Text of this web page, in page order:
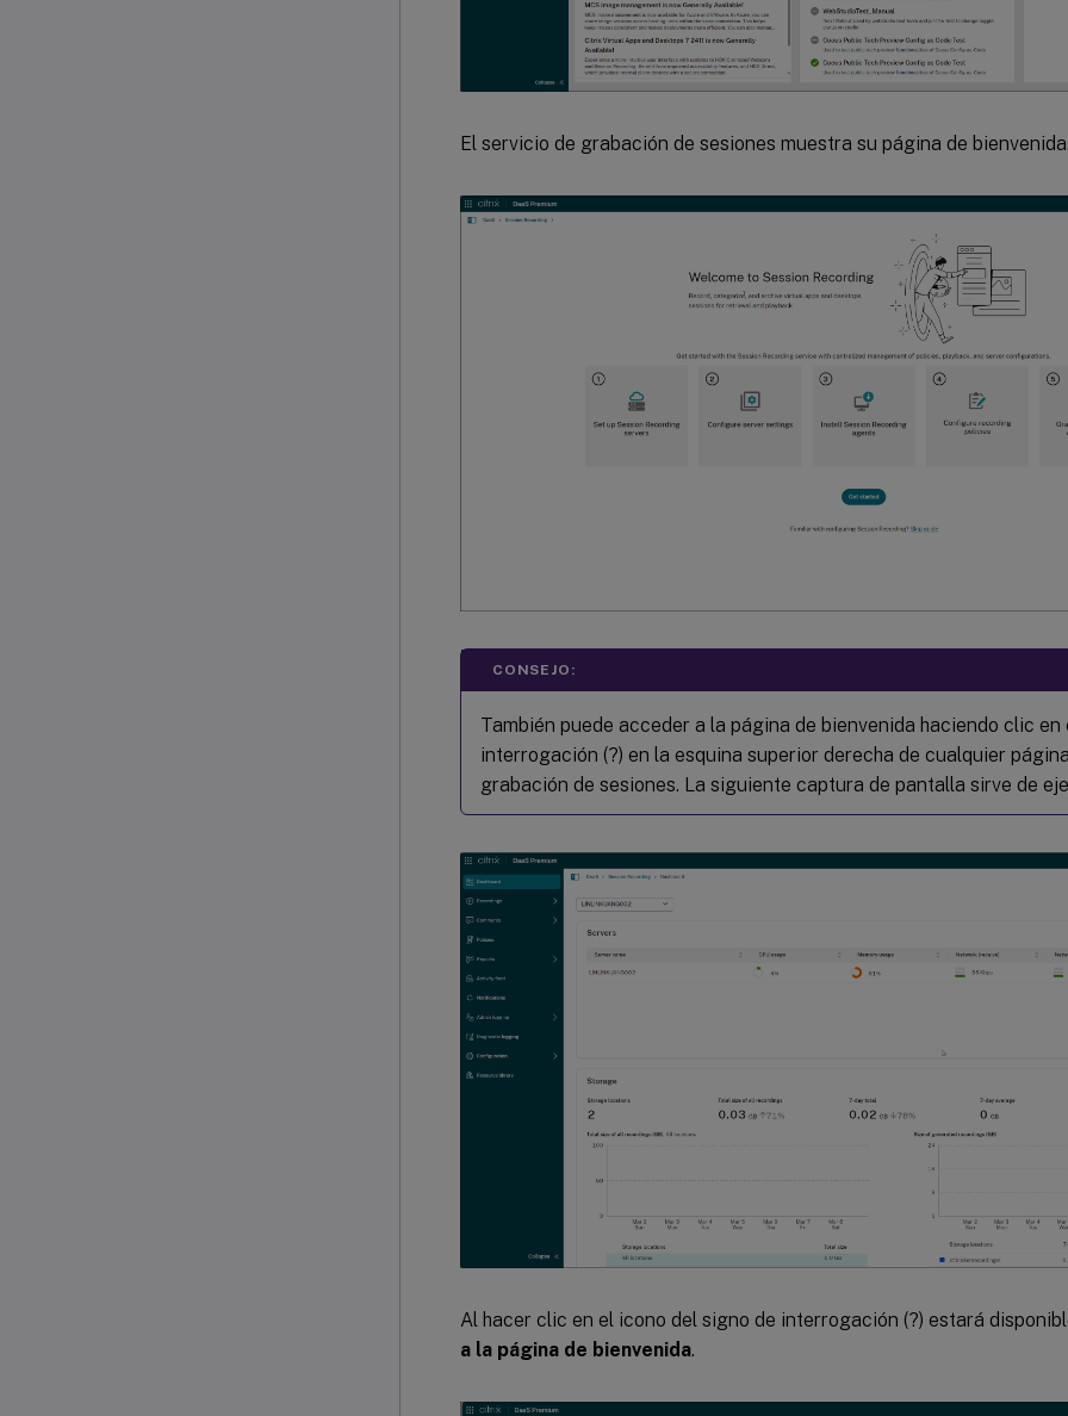
El servicio de grabación de sesiones muestra su página de
CONSEJO:
También puede acceder a la página de bienvenida haciendo clic
interrogación (?) en la esquina superior derecha de cualquier
grabación de sesiones. La siguiente captura de pantalla sirve de
Al hacer clic en el icono del signo de interrogación (?) estará
a la página de bienvenida.